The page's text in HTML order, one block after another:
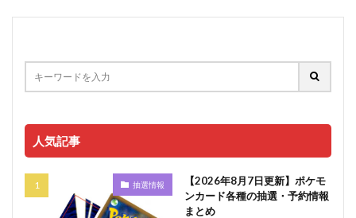
人気記事
抽選情報
【2026年8月7日更新】ポケモ
ンカード各種の抽選・予約情報
まとめ